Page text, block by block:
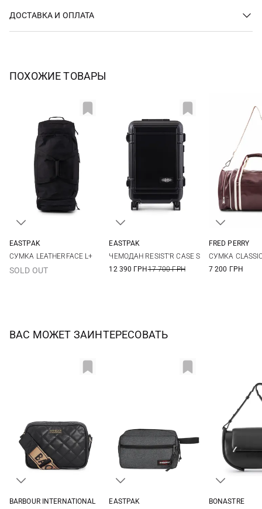
ДОСТАВКА И ОПЛАТА
ПОХОЖИЕ ТОВАРЫ
EASTPAK
СУМКА LEATHERFACE L+
SOLD OUT
EASTPAK
ЧЕМОДАН RESIST'R CASE S
12 390 ГРН17 700 ГРН
FRED PERRY
СУМКА
7 200 ГРН
ВАС МОЖЕТ ЗАИНТЕРЕСОВАТЬ
BARBOUR INTERNATIONAL
EASTPAK
BONASTRE